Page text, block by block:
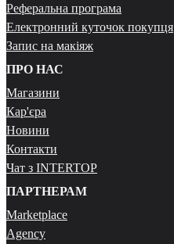
Реферальна програма
Електронний куточок покупця
Запис на макіяж
ПРО НАС
Магазини
Кар'єра
Новини
Контакти
Чат з INTERTOP
ПАРТНЕРАМ
Marketplace
Agency